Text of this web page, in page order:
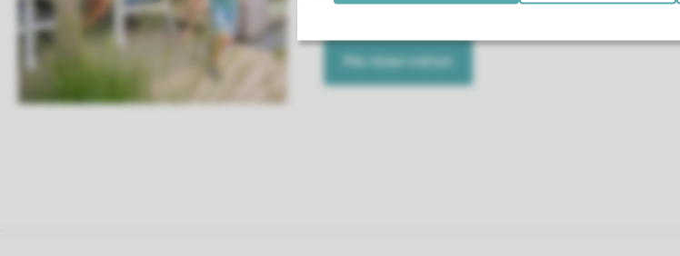
n'aurez plus qu'à profiter de vos vacances.
Ma réservation